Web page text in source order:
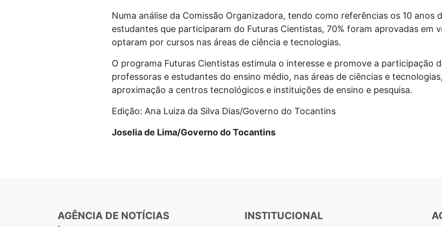
Numa análise da Comissão Organizadora, tendo como referências os 10 anos
estudantes que participaram do Futuras Cientistas, 70% foram aprovadas em
optaram por cursos nas áreas de ciência e tecnologias.
O programa Futuras Cientistas estimula o interesse e promove a participação
professoras e estudantes do ensino médio, nas áreas de ciências e
aproximação a centros tecnológicos e instituições de ensino e pesquisa.
Edição: Ana Luiza da Silva Dias/Governo do Tocantins
Joselia de Lima/Governo do Tocantins
AGÊNCIA DE NOTÍCIAS INSTITUCIONAL